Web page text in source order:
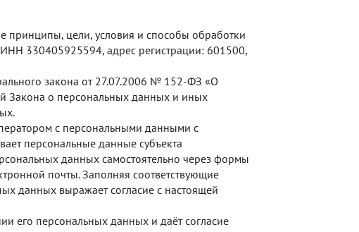
принципы, цели, условия и способы обработки
330405925594, адрес регистрации: 601500,
закона от 27.07.2006 № 152-ФЗ «О
Закона о персональных данных и иных
с персональными данными с
персональные данные субъекта
данных самостоятельно через формы
почты. Заполняя соответствующие
данных выражает согласие с настоящей
его персональных данных и даёт согласие